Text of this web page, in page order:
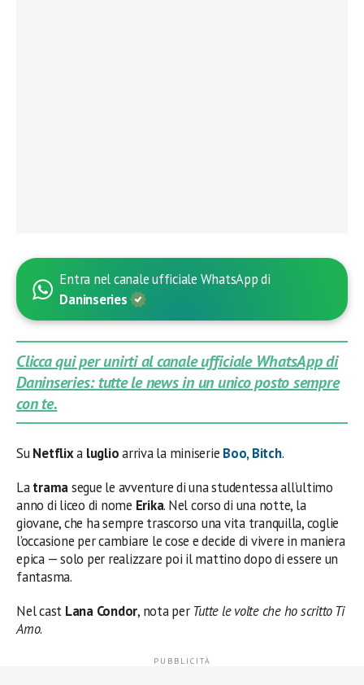
Entra nel canale ufficiale WhatsApp di
Daninseries
Clicca qui per unirti al canale ufficiale WhatsApp di
Daninseries: tutte le news in un unico posto sempre
con te.
SuNetflixa luglioarriva la miniserie Boo, Bitch.
Latramasegue le avventure di una studentessa all’ultimo
anno di liceo di nome Erika. Nel corso di una notte, la
giovane, che ha sempre trascorso una vita tranquilla, coglie
l’occasione per cambiare le cose e decide di vivere in maniera
epica — solo per realizzare poi il mattino dopo di essere un
fantasma.
Nel cast Lana Condor, nota per Tutte le volte che ho scritto Ti
Amo.